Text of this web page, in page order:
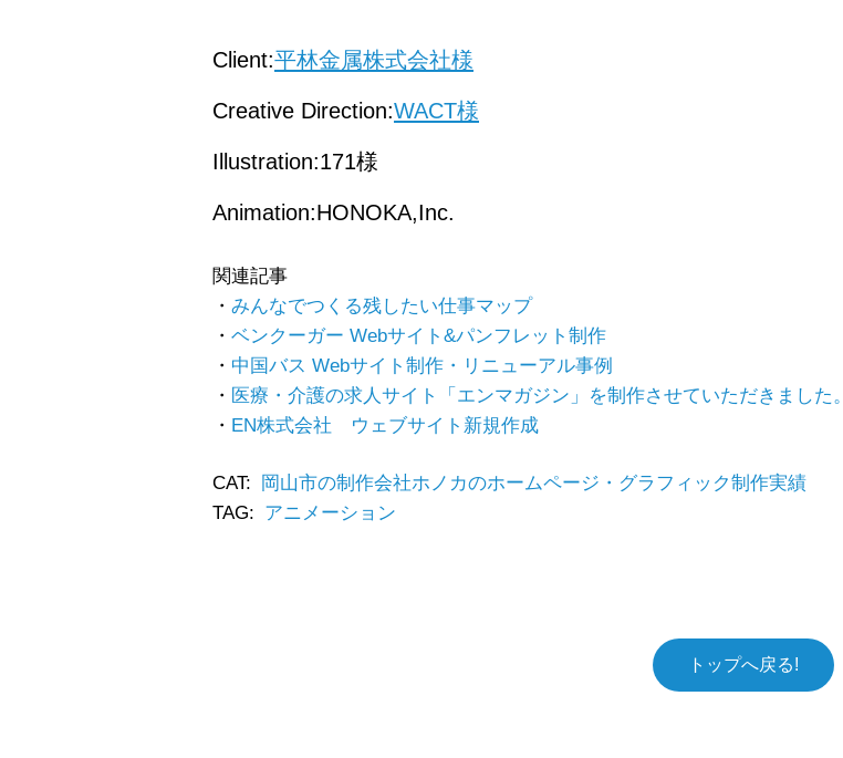
Client:平林金属株式会社様
Creative Direction:WACT様
Illustration:171様
Animation:HONOKA,Inc.
関連記事
みんなでつくる残したい仕事マップ
ベンクーガー Webサイト&パンフレット制作
中国バス Webサイト制作・リニューアル事例
医療・介護の求人サイト「エンマガジン」を制作させていただきました。
EN株式会社 ウェブサイト新規作成
CAT:
岡山市の制作会社ホノカのホームページ・グラフィック制作実績
TAG: アニメーション
トップへ戻る!